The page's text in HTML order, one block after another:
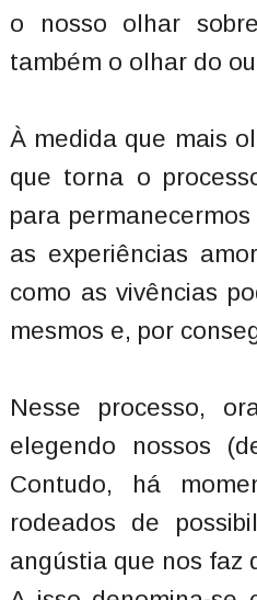
o nosso olhar
também o olhar do
À medida que mais
que torna o
para
as experiências
como as vivências
mesmos e, por
Nesse processo,
elegendo nossos
Contudo, há
rodeados de
angústia que nos faz